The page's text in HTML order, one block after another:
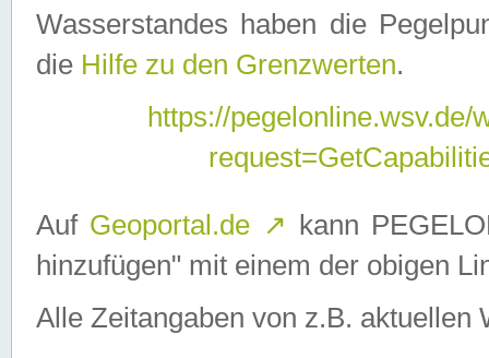
Wasserstandes haben die
die Hilfe zu den Grenzwerten.
https://
Auf Geoportal.de ↗ kann
hinzufügen" mit einem der obigen
Alle Zeitangaben von z.B. aktuellen